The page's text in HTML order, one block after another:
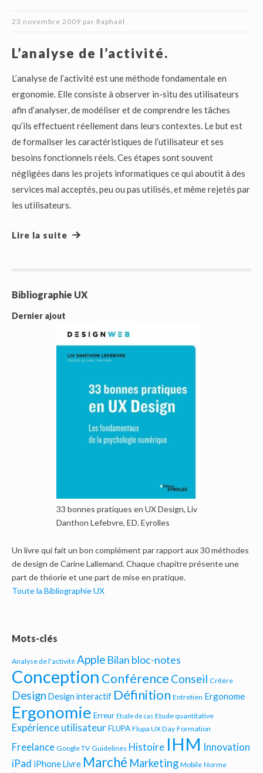
23 novembre 2009 par Raphaël
L’analyse de l’activité.
L’analyse de l’activité est une méthode fondamentale en
ergonomie. Elle consiste à observer in-situ des utilisateurs
afin d’analyser, de modéliser et de comprendre les tâches
qu’ils effectuent réellement dans leurs contextes. Le but est
de formaliser les caractéristiques de l’utilisateur et ses
besoins fonctionnels réels. Ces étapes sont souvent
négligées dans les projets informatiques ce qui aboutit à des
services mal acceptés, peu ou pas utilisés, et même rejetés par
les utilisateurs.
Lire la suite
Bibliographie UX
Dernier ajout
33 bonnes pratiques en UX Design, Liv
Danthon Lefebvre, ED. Eyrolles
Un livre qui fait un bon complément par rapport aux 30 méthodes
de design de Carine Lallemand. Chaque chapitre présente une
part de théorie et une part de mise en pratique.
Toute la Bibliographie UX
Mots-clés
Analyse de l'activité Apple Bilan bloc-notes
Conception Conférence Conseil Critère
Design Design interactif Définition Entretien Ergonome
Ergonomie Erreur Etude de cas Etude quantitative
Expérience utilisateur FLUPA Flupa UX Day Formation
Freelance Google TV Guidelines Histoire IHM Innovation
iPad iPhoneLivre Marché Marketing Mobile Norme